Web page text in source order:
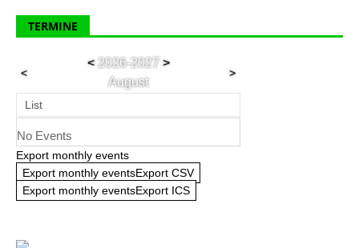
TERMINE
<
<2026-2027 >
August
>
List
No Events
Export monthly events
Export monthly eventsExport CSV
Export monthly eventsExport ICS